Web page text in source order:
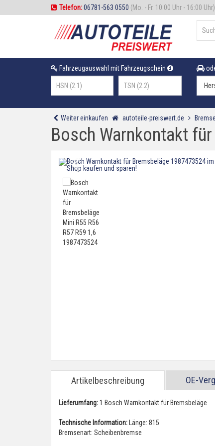
Telefon:06781-563 0550 (Mo. - Fr. 10:00 Uhr - 16:00 Uhr)
Fahrzeugauswahl mit Fahrzeugschein
Weiter einkaufen autoteile-preiswert.de
Bosch Warnkontakt
Artikelbeschreibung OE-
Lieferumfang:1 Bosch Warnkontakt für Bremsbeläge
Technische Information: Länge: 815
Bremsenart: Scheibenbremse